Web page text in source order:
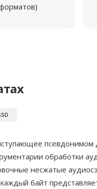
псевдонимом
обработки
несжатые
байт